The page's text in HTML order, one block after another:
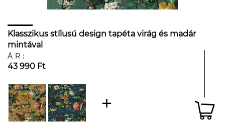
Klasszikus stílusú design tapéta virág és madár
mintával
ÁR:
43 990 Ft